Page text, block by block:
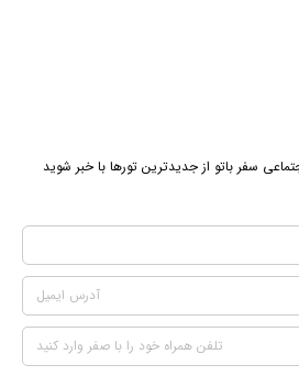
سفر باتو از جدیدترین تورها با خبر شوید